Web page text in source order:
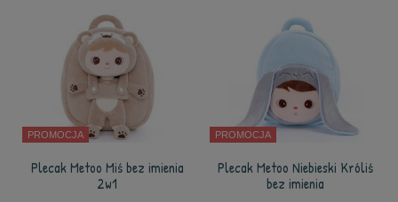
PROMOCJA
Plecak Metoo Miś bez imienia
2w1
PROMOCJA
Plecak Metoo Niebieski Króliś
bez imienia